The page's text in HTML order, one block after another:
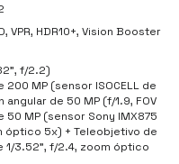
VPR, HDR10+, Vision Booster
f/2.2)
200 MP (sensor ISOCELL de
angular de 50 MP (f/1.9, FOV
50 MP (sensor Sony IMX875
óptico 5x) + Teleobjetivo de
1/3.52", f/2.4, zoom óptico